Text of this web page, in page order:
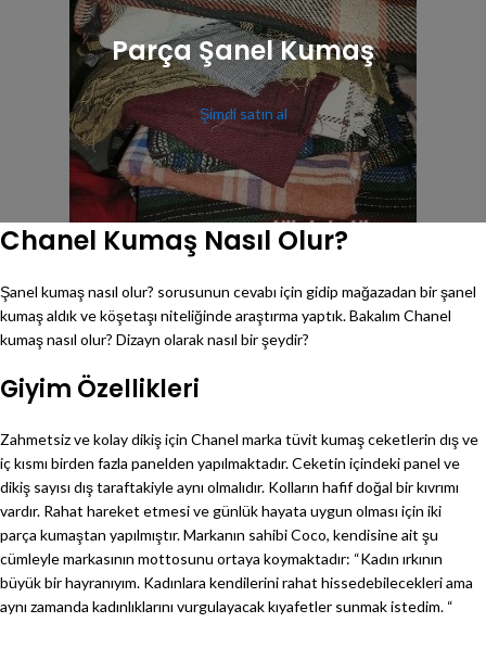
Parça Şanel Kumaş
Şimdi satın al
Chanel Kumaş Nasıl Olur?
Şanel kumaş nasıl olur? sorusunun cevabı için gidip mağazadan bir şanel
kumaş aldık ve köşetaşı niteliğinde araştırma yaptık. Bakalım Chanel
kumaş nasıl olur? Dizayn olarak nasıl bir şeydir?
Giyim Özellikleri
Zahmetsiz ve kolay dikiş için Chanel marka tüvit kumaş ceketlerin dış ve
iç kısmı birden fazla panelden yapılmaktadır. Ceketin içindeki panel ve
dikiş sayısı dış taraftakiyle aynı olmalıdır. Kolların hafif doğal bir kıvrımı
vardır. Rahat hareket etmesi ve günlük hayata uygun olması için iki
parça kumaştan yapılmıştır. Markanın sahibi Coco, kendisine ait şu
cümleyle markasının mottosunu ortaya koymaktadır: “Kadın ırkının
büyük bir hayranıyım. Kadınlara kendilerini rahat hissedebilecekleri ama
aynı zamanda kadınlıklarını vurgulayacak kıyafetler sunmak istedim. “